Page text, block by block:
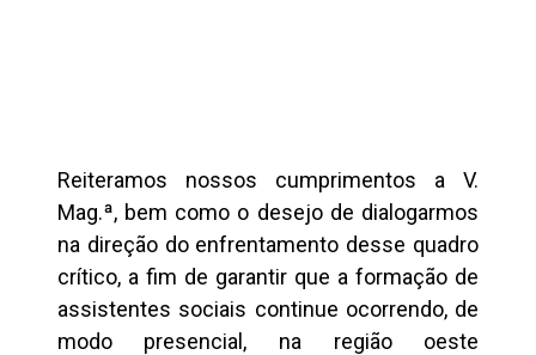
Reiteramos nossos cumprimentos a V.
Mag.ª, bem como o desejo de dialogarmos
na direção do enfrentamento desse quadro
crítico, a fim de garantir que a formação de
assistentes sociais continue ocorrendo, de
modo presencial, na região oeste